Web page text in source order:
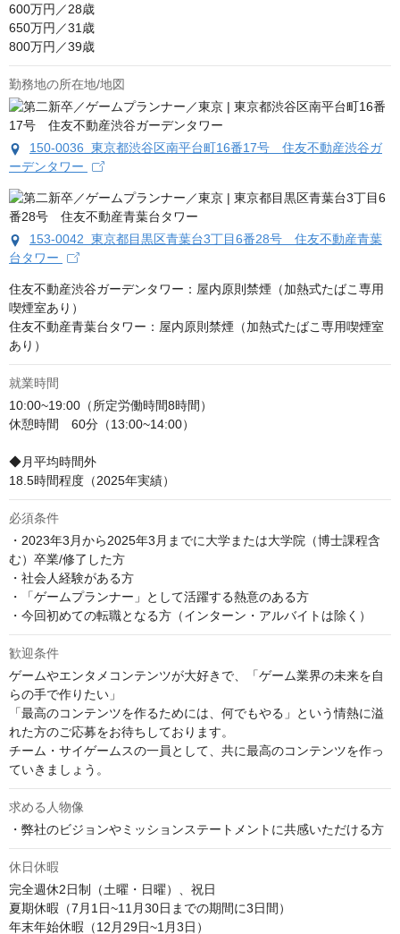
600万円／28歳
650万円／31歳
800万円／39歳
勤務地の所在地/地図
150-0036 東京都渋谷区南平台町16番17号 住友不動産渋谷ガ
ーデンタワー
153-0042 東京都目黒区青葉台3丁目6番28号 住友不動産青葉
台タワー
住友不動産渋谷ガーデンタワー：屋内原則禁煙（加熱式たばこ専用
喫煙室あり）
住友不動産青葉台タワー：屋内原則禁煙（加熱式たばこ専用喫煙室
あり）
就業時間
10:00~19:00（所定労働時間8時間）
休憩時間　60分（13:00~14:00）
◆月平均時間外
18.5時間程度（2025年実績）
必須条件
・2023年3月から2025年3月までに大学または大学院（博士課程含
む）卒業/修了した方
・社会人経験がある方
・「ゲームプランナー」として活躍する熱意のある方
・今回初めての転職となる方（インターン・アルバイトは除く）
歓迎条件
ゲームやエンタメコンテンツが大好きで、「ゲーム業界の未来を自
らの手で作りたい」
「最高のコンテンツを作るためには、何でもやる」という情熱に溢
れた方のご応募をお待ちしております。
チーム・サイゲームスの一員として、共に最高のコンテンツを作っ
ていきましょう。
求める人物像
・弊社のビジョンやミッションステートメントに共感いただける方
休日休暇
完全週休2日制（土曜・日曜）、祝日
夏期休暇（7月1日~11月30日までの期間に3日間）
年末年始休暇（12月29日~1月3日）